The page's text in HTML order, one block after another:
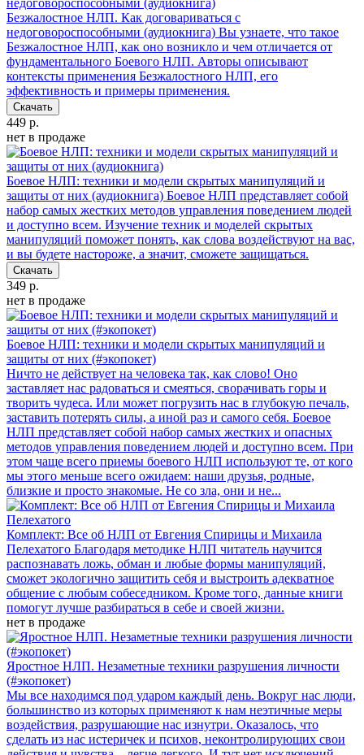
Безжалостное НЛП. Как договариваться с
недоговороспособными (аудиокнига) Вы узнаете, что такое
Безжалостное НЛП, как оно возникло и чем отличается от
фундаментального Боевого НЛП. Авторы описывают
контексты применения Безжалостного НЛП, его
эффективность и примеры применения.
Скачать
449 р.
нет в продаже
Боевое НЛП: техники и модели скрытых манипуляций и
защиты от них (аудиокнига) Боевое НЛП представляет собой
набор самых жестких методов управления поведением людей
и доступно всем. Изучение техник и моделей скрытых
манипуляций поможет понять, как слова воздействуют на вас,
и вы будете настороже, а значит, сможете защищаться.
Скачать
349 р.
нет в продаже
Боевое НЛП: техники и модели скрытых манипуляций и
защиты от них (#экопокет)
Ничто не действует на человека так, как слово! Оно
заставляет нас радоваться и смеяться, сворачивать горы и
творить чудеса. Или может погрузить нас в глубокую печаль,
заставить потерять силы, а иной раз и самого себя. Боевое
НЛП представляет собой набор самых жестких и опасных
методов управления поведением людей и доступно всем. При
этом чаще всего приемы боевого НЛП используют те, от кого
мы этого меньше всего ожидаем: наши друзья, родные,
близкие и просто знакомые. Не со зла, они и не...
Комплект: Все об НЛП от Евгения Спирицы и Михаила
Пелехатого Благодаря методике НЛП читатель научится
распознавать ложь, обман и любые формы манипуляций,
сможет экологично защитить себя и выстроить адекватное
общение с любым собеседником. Кроме того, данные книги
помогут лучше разбираться в себе и своей жизни.
нет в продаже
Яростное НЛП. Незаметные техники разрушения личности
(#экопокет)
Мы все находимся под ударом каждый день. Вокруг нас люди,
большинство из которых применяют к нам неэтичные меры
воздействия, разрушающие нас изнутри. Оказалось, что
сделать из нас истеричек и психов, неконтролирующих свои